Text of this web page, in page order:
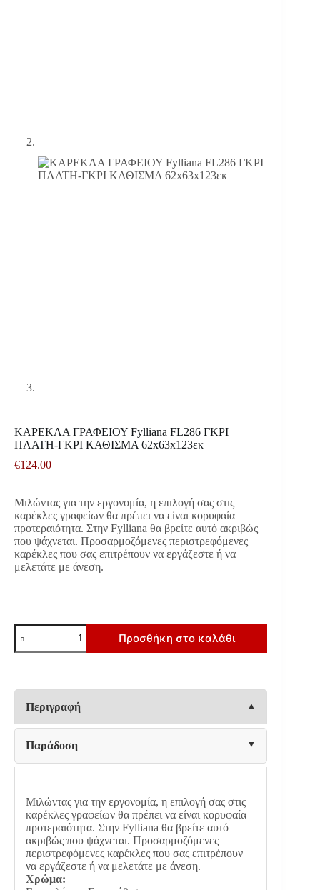
ΚΑΡΕΚΛΑ ΓΡΑΦΕΙΟΥ Fylliana FL286 ΓΚΡΙ
ΠΛΑΤΗ-ΓΚΡΙ ΚΑΘΙΣΜΑ 62x63x123εκ
€124.00
Μιλώντας για την εργονομία, η επιλογή σας στις
καρέκλες γραφείων θα πρέπει να είναι κορυφαία
προτεραιότητα. Στην Fylliana θα βρείτε αυτό ακριβώς
που ψάχνεται. Προσαρμοζόμενες περιστρεφόμενες
καρέκλες που σας επιτρέπουν να εργάζεστε ή να
μελετάτε με άνεση.
ΚΑΡΕΚΛΑ
ΓΡΑΦΕΙΟΥ
Fylliana
ΠΛΑΤΗ-
ΓΚΡΙ
ΚΑΘΙΣΜΑ
62x63x123εκ
ποσότητα
Προσθήκη στο καλάθι
Περιγραφή
Παράδοση
Μιλώντας για την εργονομία, η επιλογή σας στις
καρέκλες γραφείων θα πρέπει να είναι κορυφαία
προτεραιότητα. Στην Fylliana θα βρείτε αυτό
ακριβώς που ψάχνεται. Προσαρμοζόμενες
περιστρεφόμενες καρέκλες που σας επιτρέπουν
να εργάζεστε ή να μελετάτε με άνεση.
Χρώμα: